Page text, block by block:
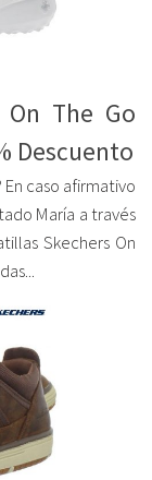
On The Go
Descuento
caso afirmativo
María a través
Skechers On